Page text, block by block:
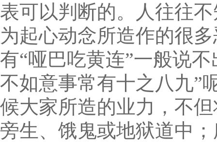
表可以判断的。人往往
为起心动念所造作的很
有“哑巴吃黄连”一般说
不如意事常有十之八九”
候大家所造的业力，不
旁生、饿鬼或地狱道中